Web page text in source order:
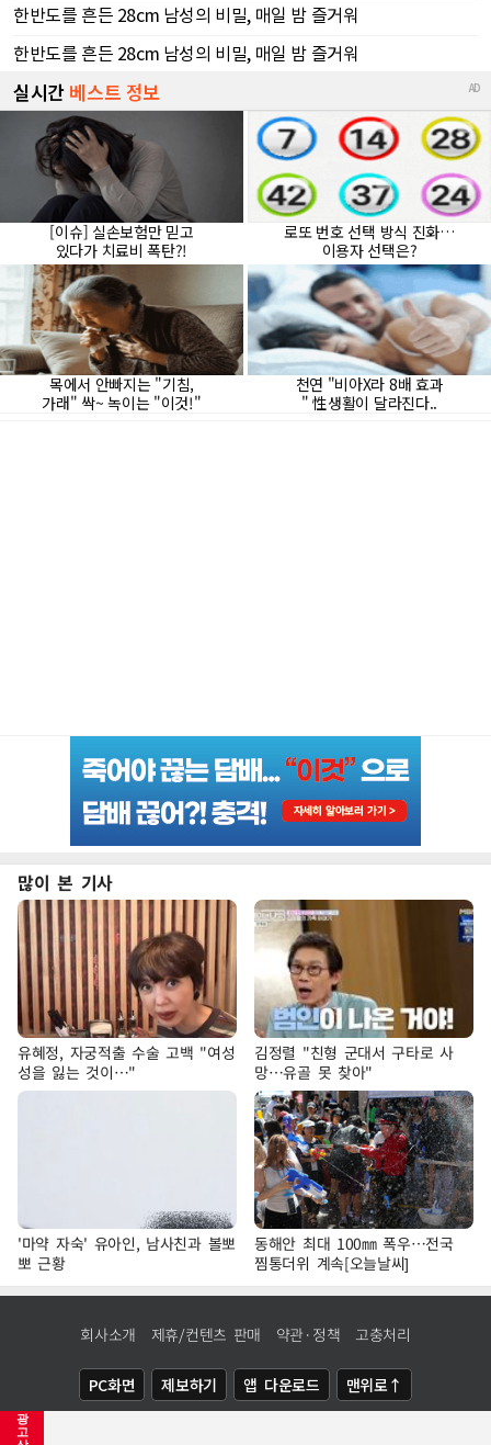
광
고
많이 본 기사
유혜정, 자궁적출 수술 고백 "여성
성을 잃는 것이…"
김정렬 "친형 군대서 구타로 사
망…유골 못 찾아"
'마약 자숙' 유아인, 남사친과 볼뽀
뽀 근황
동해안 최대 100㎜ 폭우…전국
찜통더위 계속[오늘날씨]
회사소개 제휴/컨텐츠 판매 약관·정책 고충처리
PC화면 제보하기 앱 다운로드 맨위로↑